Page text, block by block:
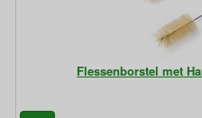
Flessenborstel met